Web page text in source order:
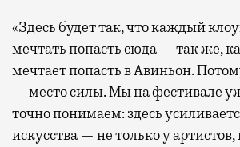
«Здесь будет так, что каждый
мечтать попасть сюда — так же,
мечтает попасть в Авиньон.
— место силы. Мы на фестивале
точно понимаем: здесь
искусства — не только у артистов,